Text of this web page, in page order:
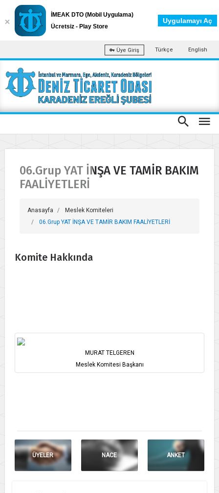
Üye Giriş Türkçe English
06.Grup YAT İNŞA VE TAMİR BAKIM
FAALİYETLERİ
Anasayfa
Meslek Komiteleri
06.Grup YAT İNŞA VE TAMİR BAKIM FAALİYETLERİ
Komite Hakkında
MURAT TELGEREN
Meslek Komitesi Başkanı
ÜYELER NACE ANKET
İMEAK DTO (Mobil Uygulama)
Ücretsiz - Play Store
Uygulamayı Aç